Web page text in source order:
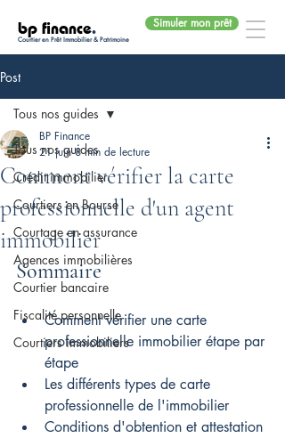
bp finance.
Courtier en Prêt Immobilier & Patrimoine
Simuler mon prêt
Post
Tous nos guides
Crédit immobilier
Courtiers en Bourse
Courtage en assurance
Agences immobilières
Courtier bancaire
Fiscalité personnelle
Courtiers immobiliers
Tous nos guides
Comment vérifier la carte
professionnelle d'un agent
immobilier
BP Finance
21 juin 8 min de lecture
Sommaire
Comment vérifier une carte
professionnelle immobilier étape par
étape
Les différents types de carte
professionnelle de l'immobilier
Conditions d'obtention et attestation